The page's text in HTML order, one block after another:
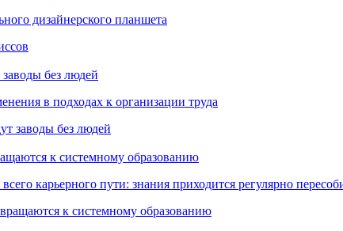
дизайнерского планшета
без людей
в подходах к организации труда
к системному образованию
карьерного пути: знания приходится регулярно